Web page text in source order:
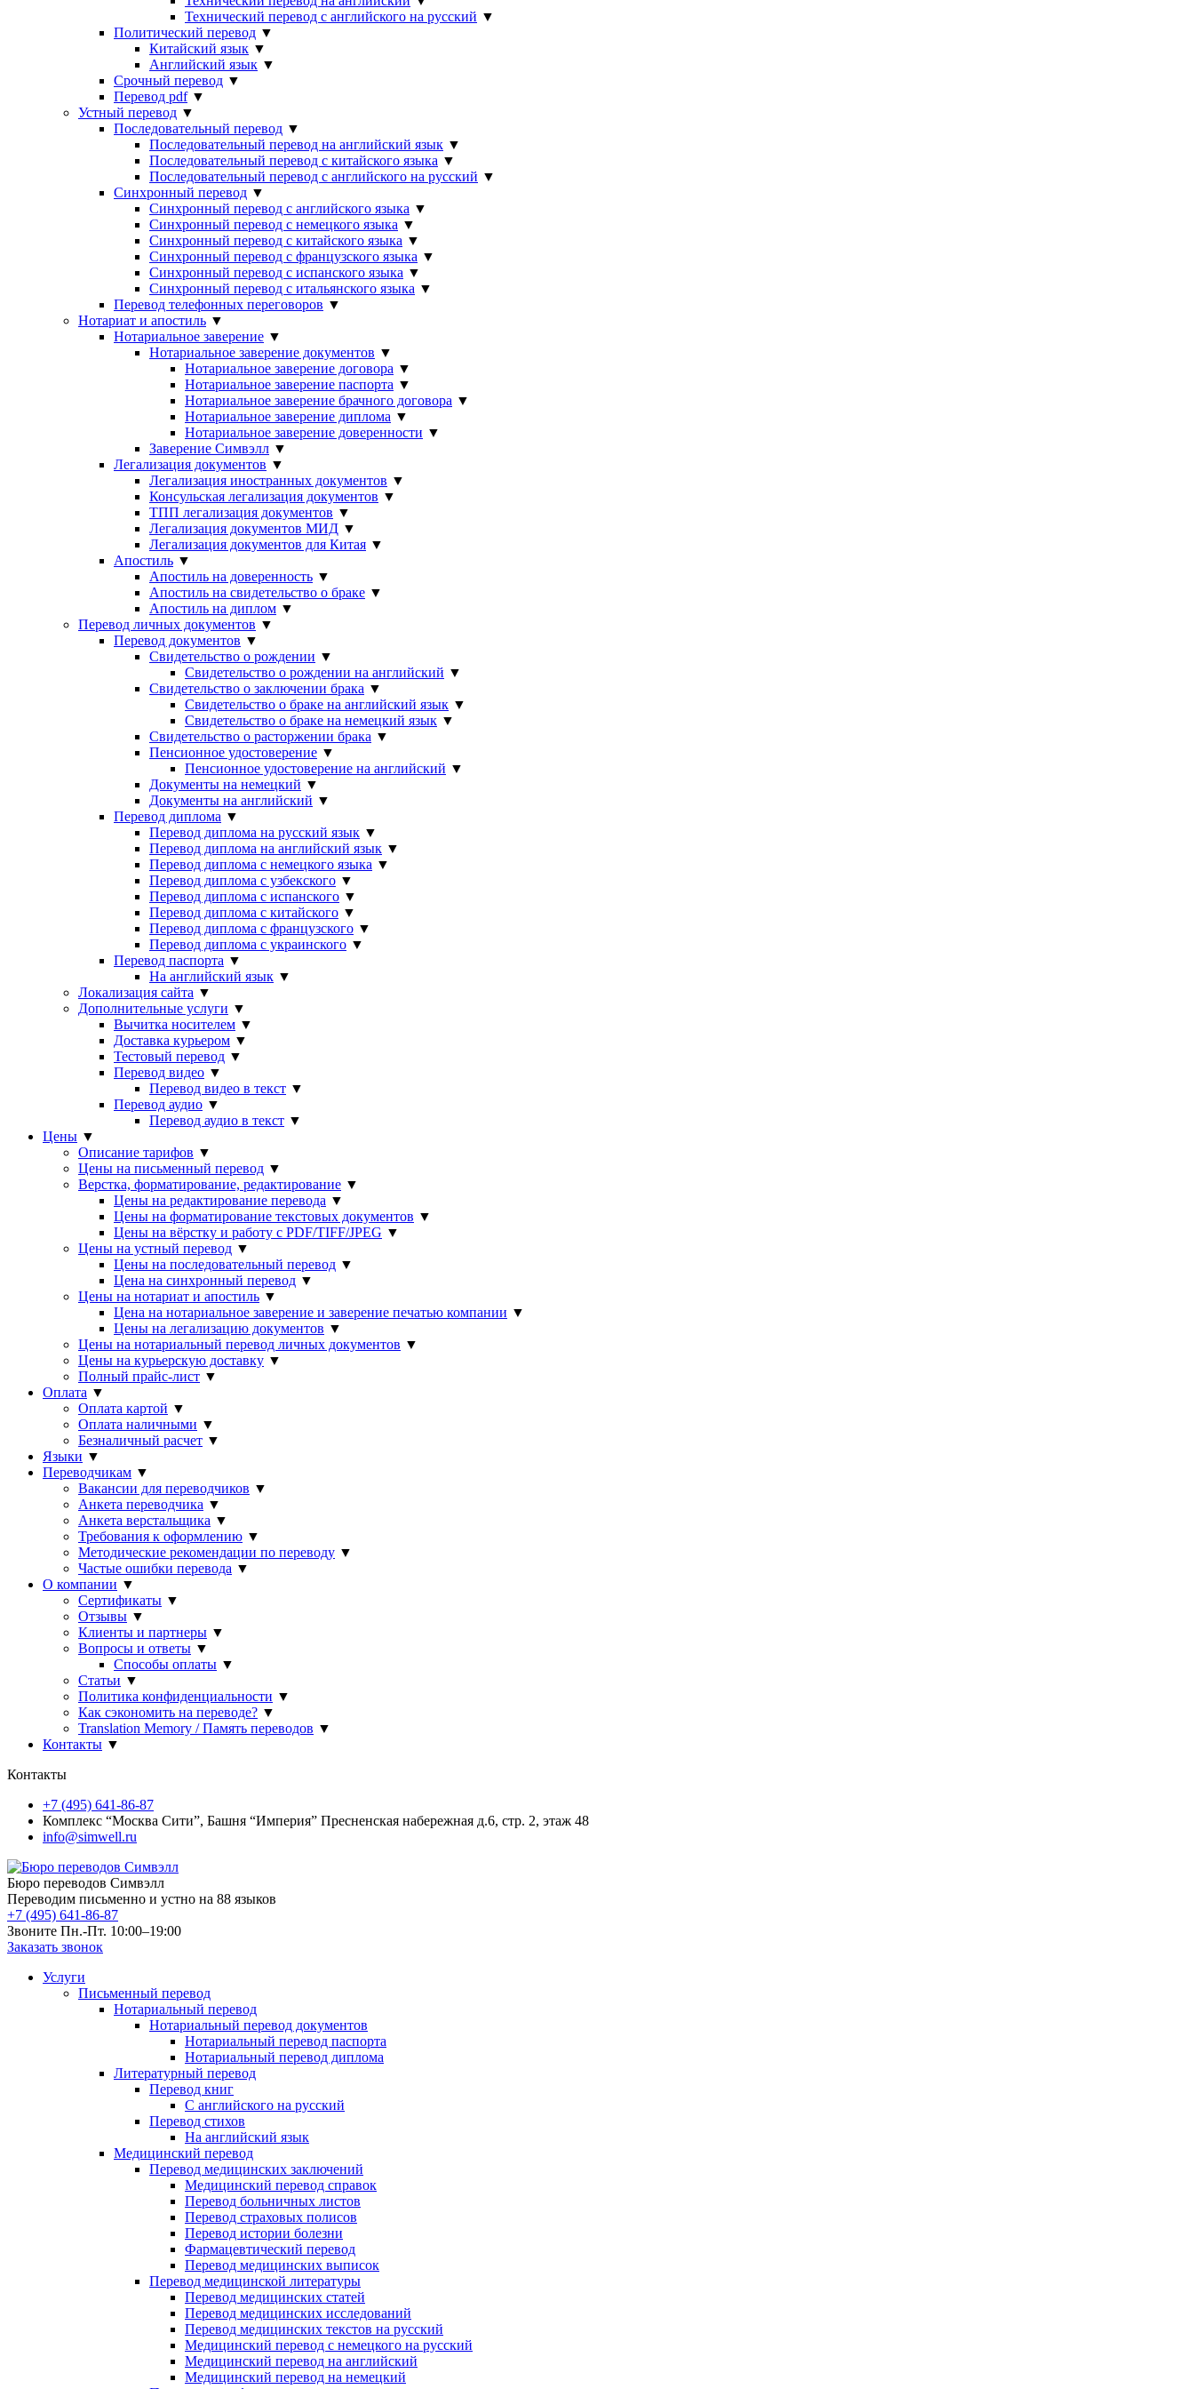
Технический перевод с английского на русский ▼
Политический перевод ▼
Китайский язык ▼
Английский язык ▼
Срочный перевод ▼
Перевод pdf▼
Устный перевод ▼
Последовательный перевод ▼
Последовательный перевод на английский язык ▼
Последовательный перевод с китайского языка ▼
Последовательный перевод с английского на русский ▼
Синхронный перевод ▼
Синхронный перевод с английского языка ▼
Синхронный перевод с немецкого языка ▼
Синхронный перевод с китайского языка ▼
Синхронный перевод с французского языка ▼
Синхронный перевод с испанского языка ▼
Синхронный перевод с итальянского языка ▼
Перевод телефонных переговоров ▼
Нотариат и апостиль ▼
Нотариальное заверение ▼
Нотариальное заверение документов ▼
Нотариальное заверение договора ▼
Нотариальное заверение паспорта ▼
Нотариальное заверение брачного договора ▼
Нотариальное заверение диплома ▼
Нотариальное заверение доверенности ▼
Заверение Симвэлл ▼
Легализация документов ▼
Легализация иностранных документов ▼
Консульская легализация документов ▼
ТПП легализация документов ▼
Легализация документов МИД ▼
Легализация документов для Китая ▼
Апостиль ▼
Апостиль на доверенность ▼
Апостиль на свидетельство о браке ▼
Апостиль на диплом ▼
Перевод личных документов ▼
Перевод документов ▼
Свидетельство о рождении ▼
Свидетельство о рождении на английский ▼
Свидетельство о заключении брака ▼
Свидетельство о браке на английский язык ▼
Свидетельство о браке на немецкий язык ▼
Свидетельство о расторжении брака ▼
Пенсионное удостоверение ▼
Пенсионное удостоверение на английский ▼
Документы на немецкий ▼
Документы на английский ▼
Перевод диплома ▼
Перевод диплома на русский язык ▼
Перевод диплома на английский язык ▼
Перевод диплома с немецкого языка ▼
Перевод диплома с узбекского ▼
Перевод диплома с испанского ▼
Перевод диплома с китайского ▼
Перевод диплома с французского ▼
Перевод диплома с украинского ▼
Перевод паспорта ▼
На английский язык ▼
Локализация сайта ▼
Дополнительные услуги ▼
Вычитка носителем ▼
Доставка курьером ▼
Тестовый перевод ▼
Перевод видео ▼
Перевод видео в текст ▼
Перевод аудио ▼
Перевод аудио в текст ▼
Цены ▼
Описание тарифов ▼
Цены на письменный перевод ▼
Верстка, форматирование, редактирование ▼
Цены на редактирование перевода ▼
Цены на форматирование текстовых документов ▼
Цены на вёрстку и работу с PDF/TIFF/JPEG ▼
Цены на устный перевод ▼
Цены на последовательный перевод ▼
Цена на синхронный перевод ▼
Цены на нотариат и апостиль ▼
Цена на нотариальное заверение и заверение печатью компании ▼
Цены на легализацию документов ▼
Цены на нотариальный перевод личных документов ▼
Цены на курьерскую доставку ▼
Полный прайс-лист ▼
Оплата ▼
Оплата картой ▼
Оплата наличными ▼
Безналичный расчет ▼
Языки ▼
Переводчикам ▼
Вакансии для переводчиков ▼
Анкета переводчика ▼
Анкета верстальщика ▼
Требования к оформлению ▼
Методические рекомендации по переводу ▼
Частые ошибки перевода ▼
О компании ▼
Сертификаты ▼
Отзывы ▼
Клиенты и партнеры ▼
Вопросы и ответы ▼
Способы оплаты ▼
Статьи ▼
Политика конфиденциальности ▼
Как сэкономить на переводе? ▼
Translation Memory / Память переводов ▼
Контакты ▼
Контакты
+7 (495) 641-86-87
Комплекс “Москва Сити”, Башня “Империя” Пресненская набережная д.6, стр. 2, этаж 48
info@simwell.ru
Бюро переводов Симвэлл
Переводим письменно и устно на 88 языков
+7 (495) 641-86-87
Звоните Пн.-Пт. 10:00–19:00
Заказать звонок
Услуги
Письменный перевод
Нотариальный перевод
Нотариальный перевод документов
Нотариальный перевод паспорта
Нотариальный перевод диплома
Литературный перевод
Перевод книг
С английского на русский
Перевод стихов
На английский язык
Медицинский перевод
Перевод медицинских заключений
Медицинский перевод справок
Перевод больничных листов
Перевод страховых полисов
Перевод истории болезни
Фармацевтический перевод
Перевод медицинских выписок
Перевод медицинской литературы
Перевод медицинских статей
Перевод медицинских исследований
Перевод медицинских текстов на русский
Медицинский перевод с немецкого на русский
Медицинский перевод на английский
Медицинский перевод на немецкий